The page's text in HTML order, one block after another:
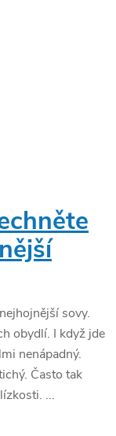
sovy.
obydlí. I když jde
nenápadný.
Často tak
...